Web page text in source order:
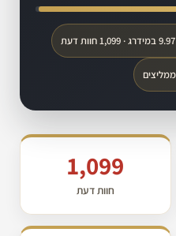
9.97 במידרג · 1,099 חוות דעת
1,099
חוות דעת